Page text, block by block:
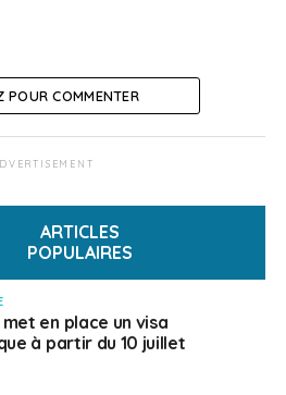
POUR COMMENTER
ARTICLES
POPULAIRES
en place un visa
à partir du 10 juillet